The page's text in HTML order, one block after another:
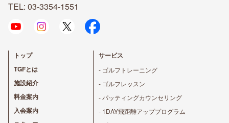
TEL: 03-3354-1551
トップ
TGFとは
施設紹介
料金案内
入会案内
サービス
- ゴルフトレーニング
- ゴルフレッスン
- パッティングカウンセリング
- 1DAY飛距離アッププログラム